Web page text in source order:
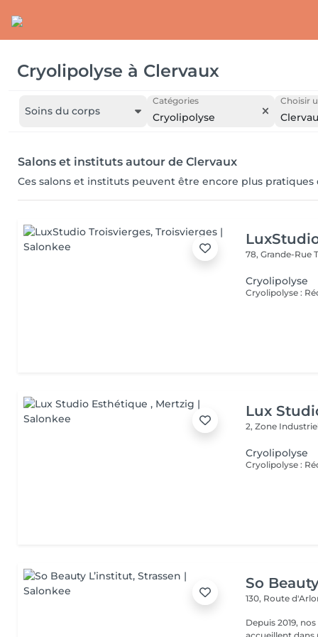
Cryolipolyse à Clervaux
Soins du corps
Catégories
Cryolipolyse
Choisir
Salons et instituts autour de Clervaux
Ces salons et instituts peuvent être encore plus pratiques
78, Grande-Rue
Cryolipolyse
Lux
2, Zone
Cryolipolyse
So
130, Route
Depuis 2019,